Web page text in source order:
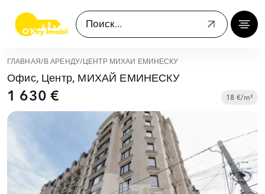
ГЛАВНАЯ/ В АРЕНДУ/ ЦЕНТР МИХАЙ ЕМИНЕСКУ
Офис, Центр, МИХАЙ ЕМИНЕСКУ
1 630 € 18 €/m²